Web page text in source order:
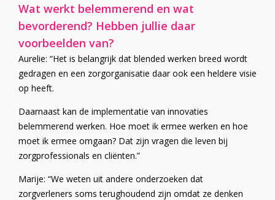
Wat werkt belemmerend en wat
bevorderend? Hebben jullie daar
voorbeelden van?
Aurelie: “Het is belangrijk dat blended werken breed wordt
gedragen en een zorgorganisatie daar ook een heldere visie
op heeft.
Daarnaast kan de implementatie van innovaties
belemmerend werken. Hoe moet ik ermee werken en hoe
moet ik ermee omgaan? Dat zijn vragen die leven bij
zorgprofessionals en cliënten.”
Marije: “We weten uit andere onderzoeken dat
zorgverleners soms terughoudend zijn omdat ze denken